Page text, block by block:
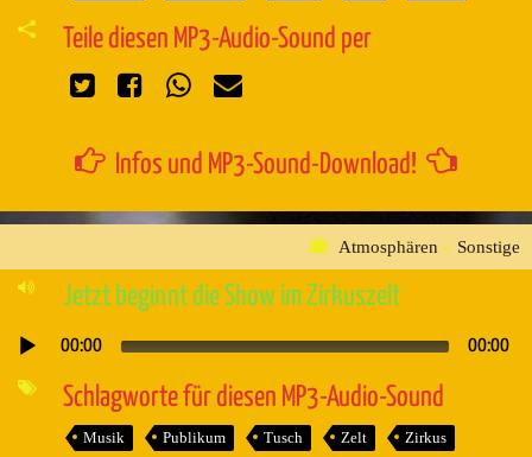
Teile diesen MP3-Audio-Sound per
Infos und MP3-Sound-Download!
Atmosphären » Sonstige
Jetzt beginnt die Show im Zirkuszelt
Audio-
00:00 00:00
Schlagworte für diesen MP3-Audio-Sound
Musik Publikum Tusch Zelt Zirkus